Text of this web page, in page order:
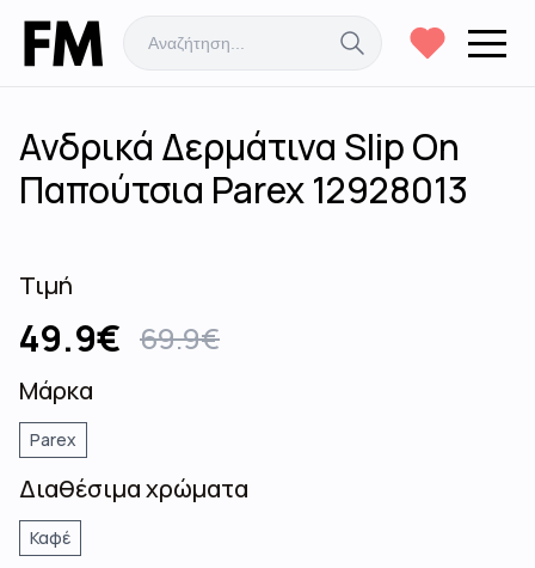
Ανδρικά Δερμάτινα Slip On
Παπούτσια Parex 12928013
Τιμή
49.9€ 69.9€
Μάρκα
Parex
Διαθέσιμα χρώματα
Καφέ